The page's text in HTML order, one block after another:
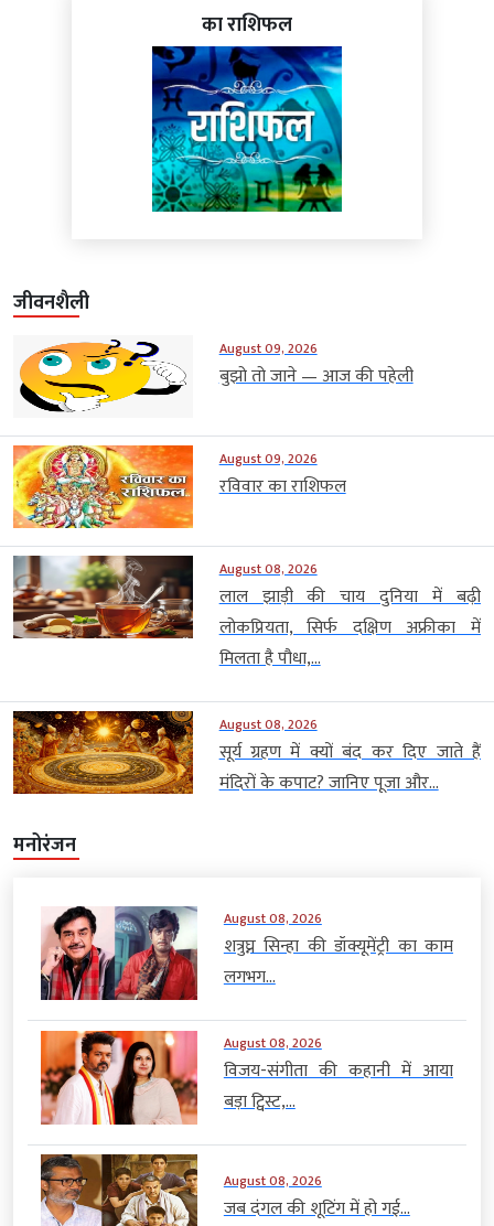
का राशिफल
जीवनशैली
August 09, 2026
बुझो तो जाने — आज की पहेली
August 09, 2026
रविवार का राशिफल
August 08, 2026
लाल झाड़ी की चाय दुनिया में बढ़ी
लोकप्रियता, सिर्फ दक्षिण अफ्रीका में
मिलता है पौधा,...
August 08, 2026
सूर्य ग्रहण में क्यों बंद कर दिए जाते हैं
मंदिरों के कपाट? जानिए पूजा और...
मनोरंजन
August 08, 2026
शत्रुघ्न सिन्हा की डॉक्यूमेंट्री का काम
लगभग...
August 08, 2026
विजय-संगीता की कहानी में आया
बड़ा ट्विस्ट,...
August 08, 2026
जब दंगल की शूटिंग में हो गई...